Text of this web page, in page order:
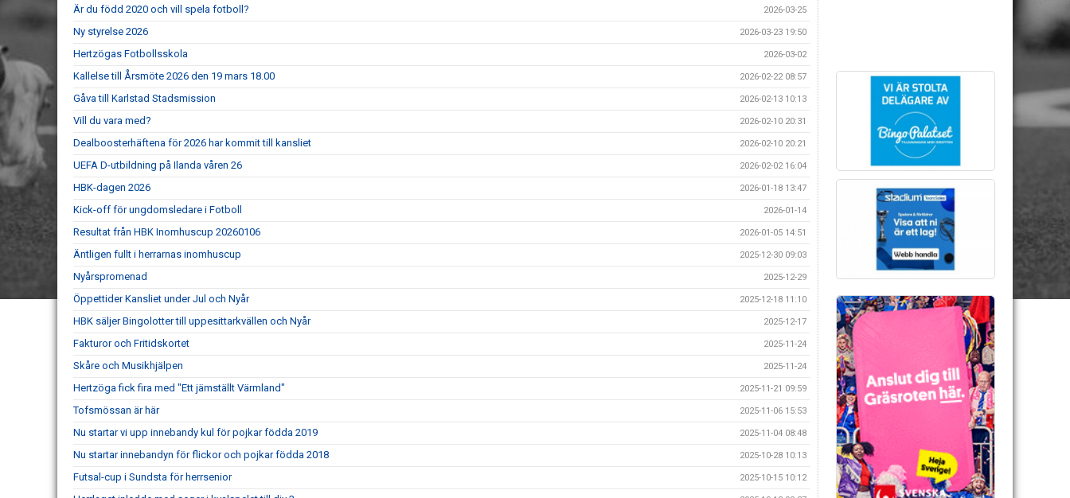
Är du född 2020 och vill spela fotboll? 2026-03-25
Ny styrelse 2026 2026-03-23 19:50
Hertzögas Fotbollsskola 2026-03-02
Kallelse till Årsmöte 2026 den 19 mars 18.00 2026-02-22 08:57
Gåva till Karlstad Stadsmission 2026-02-13 10:13
Vill du vara med? 2026-02-10 20:31
Dealboosterhäftena för 2026 har kommit till kansliet 2026-02-10 20:21
UEFA D-utbildning på Ilanda våren 26 2026-02-02 16:04
HBK-dagen 2026 2026-01-18 13:47
Kick-off för ungdomsledare i Fotboll 2026-01-14
Resultat från HBK Inomhuscup 20260106 2026-01-05 14:51
Äntligen fullt i herrarnas inomhuscup 2025-12-30 09:03
Nyårspromenad 2025-12-29
Öppettider Kansliet under Jul och Nyår 2025-12-18 11:10
HBK säljer Bingolotter till uppesittarkvällen och Nyår 2025-12-17
Fakturor och Fritidskortet 2025-11-24
Skåre och Musikhjälpen 2025-11-24
Hertzöga fick fira med "Ett jämställt Värmland" 2025-11-21 09:59
Tofsmössan är här 2025-11-06 15:53
Nu startar vi upp innebandy kul för pojkar födda 2019 2025-11-04 08:48
Nu startar innebandyn för flickor och pojkar födda 2018 2025-10-28 10:13
Futsal-cup i Sundsta för herrsenior 2025-10-15 10:12